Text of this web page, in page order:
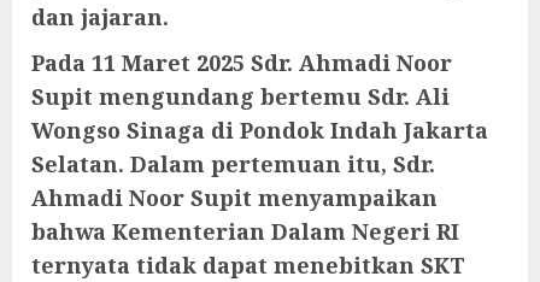
dan jajaran.
Pada 11 Maret 2025 Sdr. Ahmadi Noor
Supit mengundang bertemu Sdr. Ali
Wongso Sinaga di Pondok Indah Jakarta
Selatan. Dalam pertemuan itu, Sdr.
Ahmadi Noor Supit menyampaikan
bahwa Kementerian Dalam Negeri RI
ternyata tidak dapat menebitkan SKT